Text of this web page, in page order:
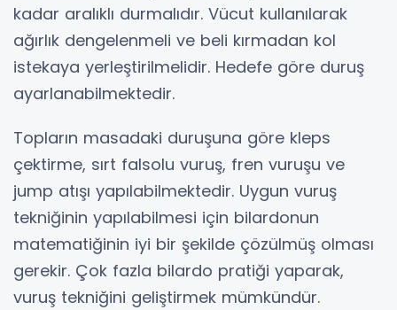
kadar aralıklı durmalıdır. Vücut kullanılarak
ağırlık dengelenmeli ve beli kırmadan kol
istekaya yerleştirilmelidir. Hedefe göre duruş
ayarlanabilmektedir.
Topların masadaki duruşuna göre kleps
çektirme, sırt falsolu vuruş, fren vuruşu ve
jump atışı yapılabilmektedir. Uygun vuruş
tekniğinin yapılabilmesi için bilardonun
matematiğinin iyi bir şekilde çözülmüş olması
gerekir. Çok fazla bilardo pratiği yaparak,
vuruş tekniğini geliştirmek mümkündür.